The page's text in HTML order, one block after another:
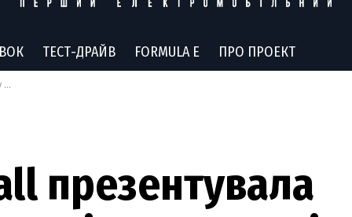
ТЕСТ-ДРАЙВ FORMULA E ПРО ПРОЕКТ
презентувала